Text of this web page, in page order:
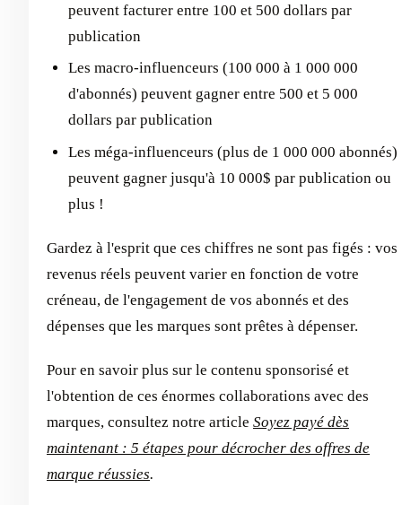
peuvent facturer entre 100 et 500 dollars par
publication
Les macro-influenceurs (100 000 à 1 000 000
d'abonnés) peuvent gagner entre 500 et 5 000
dollars par publication
Les méga-influenceurs (plus de 1 000 000 abonnés)
peuvent gagner jusqu'à 10 000$ par publication ou
plus !
Gardez à l'esprit que ces chiffres ne sont pas figés : vos
revenus réels peuvent varier en fonction de votre
créneau, de l'engagement de vos abonnés et des
dépenses que les marques sont prêtes à dépenser.
Pour en savoir plus sur le contenu sponsorisé et
l'obtention de ces énormes collaborations avec des
marques, consultez notre article Soyez payé dès
maintenant : 5 étapes pour décrocher des offres de
marque réussies.